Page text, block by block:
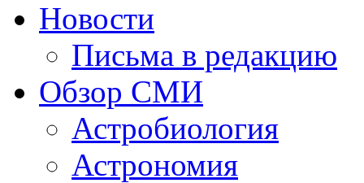
Новости
Письма в редакцию
Обзор СМИ
Астробиология
Астрономия